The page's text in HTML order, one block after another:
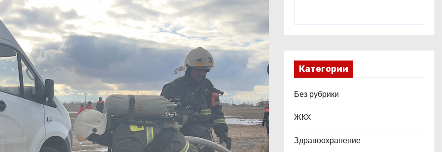
Категории
Без рубрики
ЖКХ
Здравоохранение